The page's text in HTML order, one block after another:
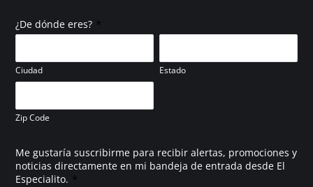
¿De dónde eres? *
Ciudad Estado
Zip Code
Me gustaría suscribirme para recibir alertas, promociones y
noticias directamente en mi bandeja de entrada desde El
Especialito. *